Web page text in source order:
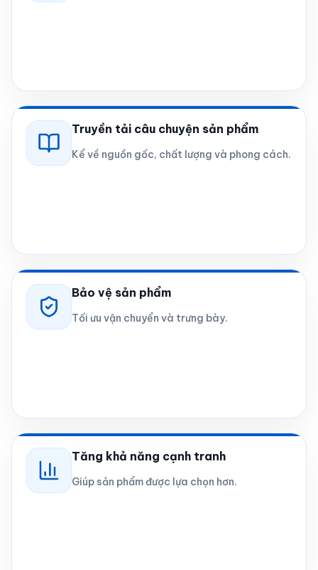
Truyền tải câu chuyện sản phẩm
Kể về nguồn gốc, chất lượng và phong cách.
Bảo vệ sản phẩm
Tối ưu vận chuyển và trưng bày.
Tăng khả năng cạnh tranh
Giúp sản phẩm được lựa chọn hơn.